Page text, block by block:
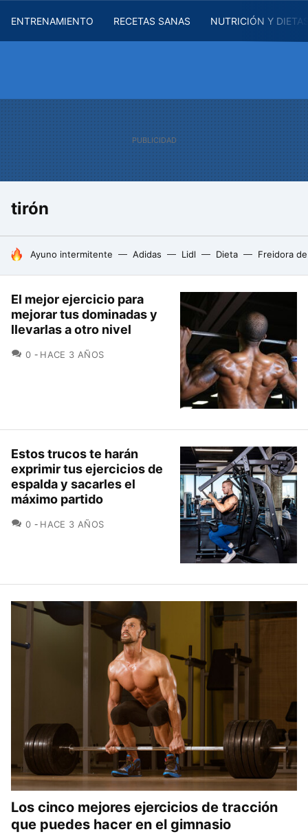
ENTRENAMIENTO RECETAS SANAS NUTRICIÓN Y
tirón
HOY SE HABLA DE
Ayuno intermitente Adidas Lidl Dieta Freidora
El mejor ejercicio para
mejorar tus dominadas y
llevarlas a otro nivel
0 COMENTARIOS
HACE 3 AÑOS
Estos trucos te harán
exprimir tus ejercicios de
espalda y sacarles el
máximo partido
0 COMENTARIOS
HACE 3 AÑOS
Los cinco mejores ejercicios de tracción
que puedes hacer en el gimnasio